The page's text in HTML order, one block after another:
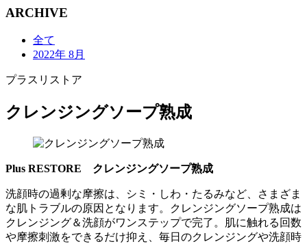
ARCHIVE
全て
2022年 8月
プラスリストア
クレンジングソープ熟成
Plus RESTORE クレンジングソープ熟成
洗顔時の過剰な摩擦は、シミ・しわ・たるみなど、さまざま
な肌トラブルの原因となります。クレンジングソープ熟成は
クレンジング＆洗顔がワンステップで完了。肌に触れる回数
や摩擦刺激をできるだけ抑え、毎日のクレンジングや洗顔時